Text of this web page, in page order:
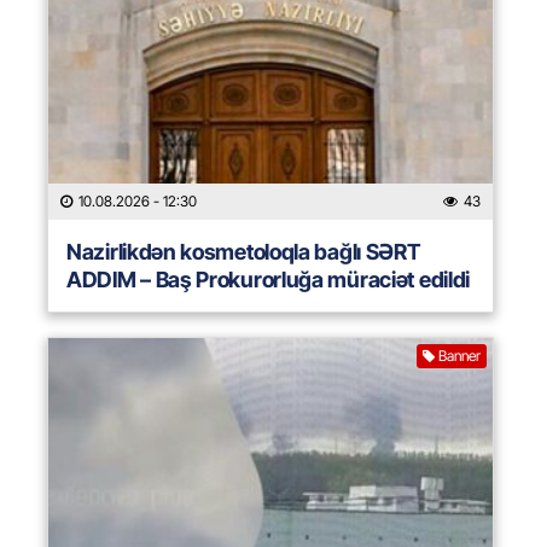
10.08.2026 - 12:30 43
Nazirlikdən kosmetoloqla bağlı SƏRT
ADDIM – Baş Prokurorluğa müraciət edildi
Banner